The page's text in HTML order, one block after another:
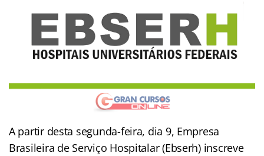
A partir desta segunda-feira, dia 9, Empresa
Brasileira de Serviço Hospitalar (Ebserh) inscreve